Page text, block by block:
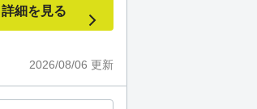
2026/08/06 更新
詳細を見る